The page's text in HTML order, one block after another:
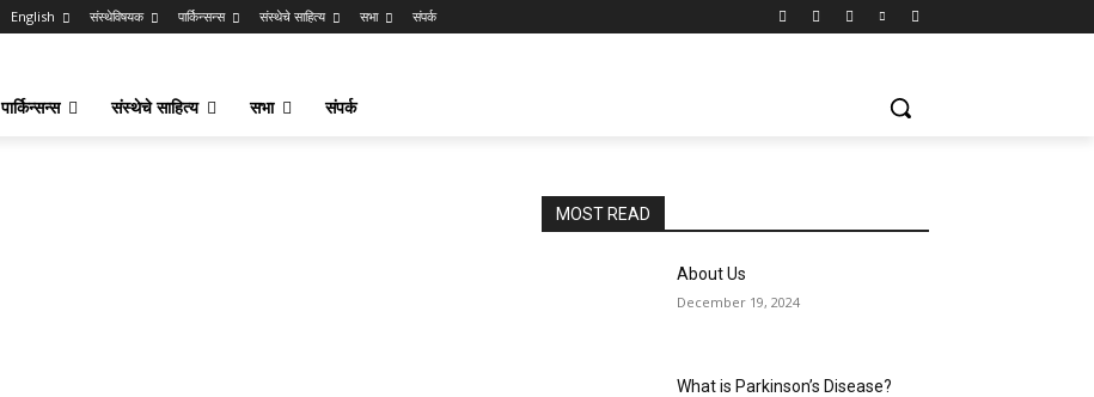
English संस्थेविषयक पार्किन्सन्स संस्थेचे साहित्य सभा संपर्क
पार्किन्सन्स संस्थेचे साहित्य सभा संपर्क
MOST READ
About Us
December 19, 2024
What is Parkinson’s Disease?